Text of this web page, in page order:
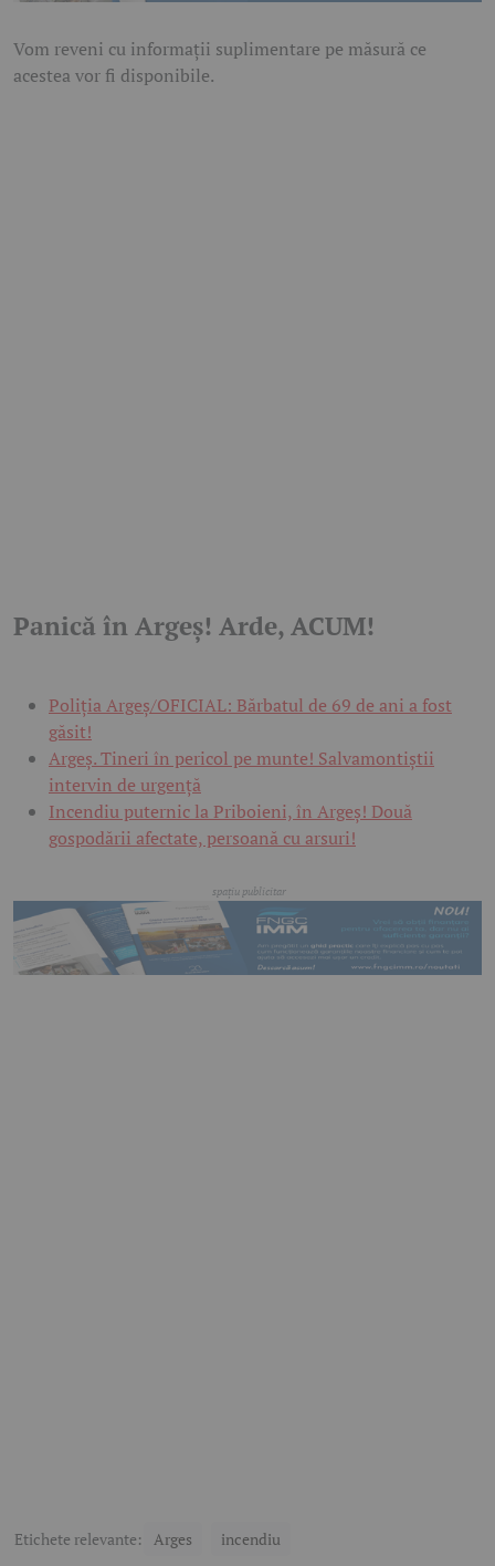
Vom reveni cu informații suplimentare pe măsură ce
acestea vor fi disponibile.
Panică în Argeș! Arde, ACUM!
Poliția Argeș/OFICIAL: Bărbatul de 69 de ani a fost
găsit!
Argeș. Tineri în pericol pe munte! Salvamontiștii
intervin de urgență
Incendiu puternic la Priboieni, în Argeș! Două
gospodării afectate, persoană cu arsuri!
Etichete relevante: Arges incendiu